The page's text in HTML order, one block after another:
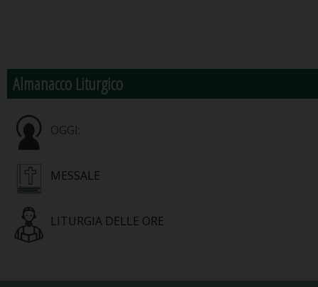
Almanacco Liturgico
OGGI:
MESSALE
LITURGIA DELLE ORE